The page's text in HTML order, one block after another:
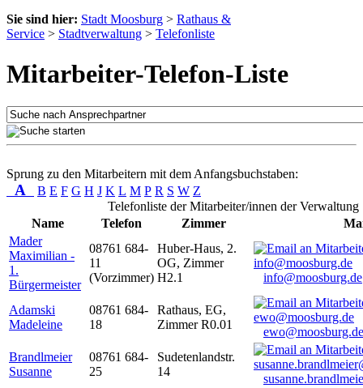
Sie sind hier: Stadt Moosburg > Rathaus &
Service > Stadtverwaltung > Telefonliste
Mitarbeiter-Telefon-Liste
Sprung zu den Mitarbeitern mit dem Anfangsbuchstaben:
A B E F G H J K L M P R S W Z
Telefonliste der Mitarbeiter/innen der Verwaltung
Name
Telefon Zimmer
Mader
Maximilian -
1.
Bürgermeister
08761 684-
11
(Vorzimmer)
Huber-Haus, 2.
OG, Zimmer
H2.1
info@moosburg.de
Adamski
Madeleine
08761 684-
18
Rathaus, EG,
Zimmer R0.01
ewo@moosburg.de
Brandlmeier
Susanne
08761 684-
25
Sudetenlandstr.
14